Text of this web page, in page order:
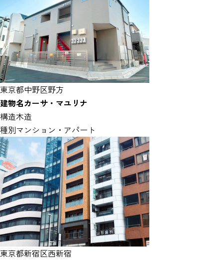
東京都中野区野方
建物名カーサ・マユリナ
構造木造
種別マンション・アパート
東京都新宿区西新宿